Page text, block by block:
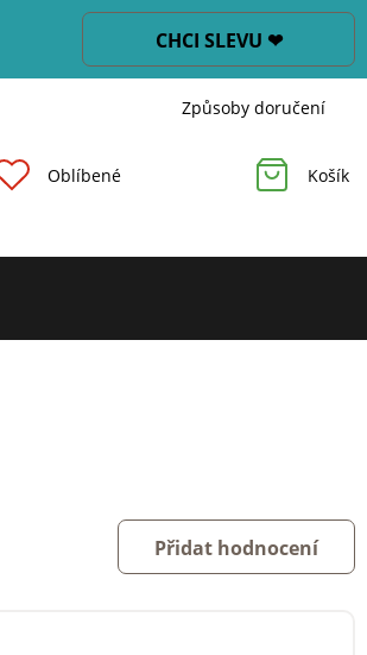
CHCI SLEVU ❤
Způsoby doručení
Oblíbené Košík
Přidat hodnocení